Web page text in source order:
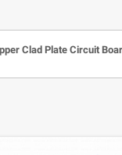
Clad Plate Circuit